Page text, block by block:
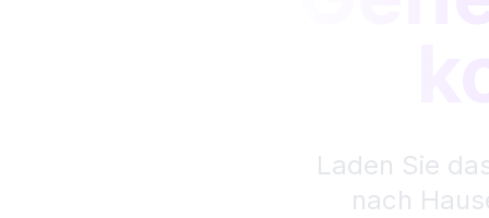
Laden Sie
nach